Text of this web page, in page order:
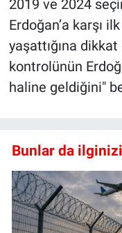
2019 ve 2024
Erdoğan’a karşı
yaşattığına
kontrolünün
haline geldiğini"
Bunlar da